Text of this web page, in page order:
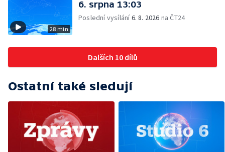
28 min
6. srpna 13:03
Poslední vysílání6. 8. 2026 na ČT24
Dalších 10 dílů
Ostatní také sledují